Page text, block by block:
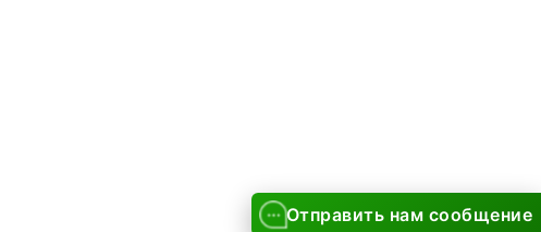
Отправить нам сообщение